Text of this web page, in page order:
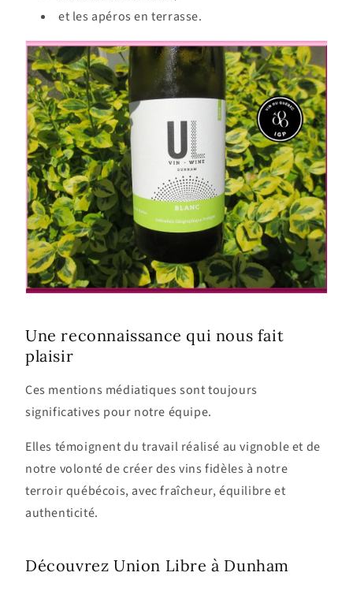
et les apéros en terrasse.
Une reconnaissance qui nous fait
plaisir
Ces mentions médiatiques sont toujours
significatives pour notre équipe.
Elles témoignent du travail réalisé au vignoble et de
notre volonté de créer des vins fidèles à notre
terroir québécois, avec fraîcheur, équilibre et
authenticité.
Découvrez Union Libre à Dunham